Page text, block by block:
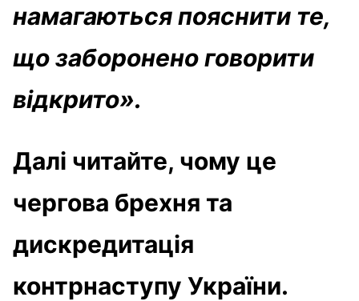
намагаються пояснити те,
що заборонено говорити
відкрито».
Далі читайте, чому це
чергова брехня та
дискредитація
контрнаступу України.